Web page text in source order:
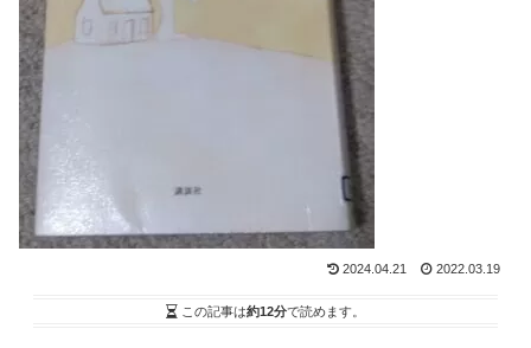
2024.04.21 2022.03.19
この記事は約12分で読めます。